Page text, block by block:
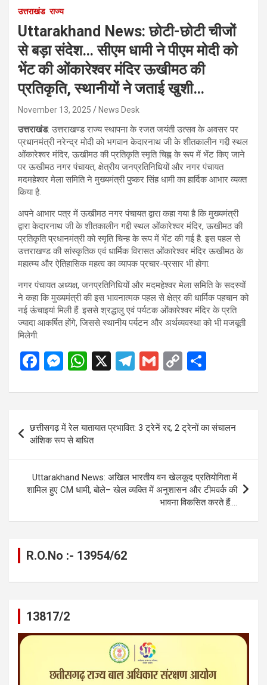
उत्तराखंड राज्य
Uttarakhand News: छोटी-छोटी चीजों
से बड़ा संदेश… सीएम धामी ने पीएम मोदी को
भेंट की ओंकारेश्वर मंदिर ऊखीमठ की
प्रतिकृति, स्थानीयों ने जताई खुशी…
November 13, 2025 News Desk
उत्तराखंड: उत्तराखण्ड राज्य स्थापना के रजत जयंती उत्सव के अवसर पर
प्रधानमंत्री नरेन्द्र मोदी को भगवान केदारनाथ जी के शीतकालीन गद्दी स्थल
ओंकारेश्वर मंदिर, ऊखीमठ की प्रतिकृति स्मृति चिह्न के रूप में भेंट किए जाने
पर ऊखीमठ नगर पंचायत, क्षेत्रीय जनप्रतिनिधियों और नगर पंचायत
मदमहेश्वर मेला समिति ने मुख्यमंत्री पुष्कर सिंह धामी का हार्दिक आभार व्यक्त
किया है.
अपने आभार पत्र में ऊखीमठ नगर पंचायत द्वारा कहा गया है कि मुख्यमंत्री
द्वारा केदारनाथ जी के शीतकालीन गद्दी स्थल ओंकारेश्वर मंदिर, ऊखीमठ की
प्रतिकृति प्रधानमंत्री को स्मृति चिन्ह के रूप में भेंट की गई है. इस पहल से
उत्तराखण्ड की सांस्कृतिक एवं धार्मिक विरासत ओंकारेश्वर मंदिर ऊखीमठ के
महात्म्य और ऐतिहासिक महत्व का व्यापक प्रचार-प्रसार भी होगा.
नगर पंचायत अध्यक्ष, जनप्रतिनिधियों और मदमहेश्वर मेला समिति के सदस्यों
ने कहा कि मुख्यमंत्री की इस भावनात्मक पहल से क्षेत्र की धार्मिक पहचान को
नई ऊंचाइयां मिली हैं. इससे श्रद्धालु एवं पर्यटक ओंकारेश्वर मंदिर के प्रति
ज्यादा आकर्षित होंगे, जिससे स्थानीय पर्यटन और अर्थव्यवस्था को भी मजबूती
मिलेगी.
F
ce
b
o
o
k
M
se
n
g
er
W
at
A
p
p
X
T
e
gr
a
m
G
ail
C
py
Li
n
k
ar
navigation
छत्तीसगढ़ में रेल यातायात प्रभावित: 3 ट्रेनें रद्द, 2 ट्रेनों का संचालन
आंशिक रूप से बाधित
Uttarakhand News: अखिल भारतीय वन खेलकूद प्रतियोगिता में
शामिल हुए CM धामी, बोले– खेल व्यक्ति में अनुशासन और टीमवर्क की
भावना विकसित करते हैं….
R.O.No :- 13954/62
13817/2